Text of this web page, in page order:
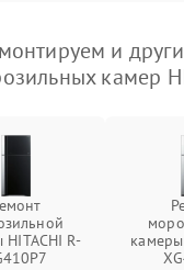
и
камер
R-
камеры